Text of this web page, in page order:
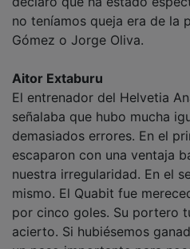
no teníamos queja era de la
Gómez o Jorge Oliva.
El entrenador del Helvetia
señalaba que hubo mucha
demasiados errores. En el
escaparon con una ventaja
nuestra irregularidad. En el
mismo. El Quabit fue
por cinco goles. Su portero
acierto. Si hubiésemos
un paso importante para